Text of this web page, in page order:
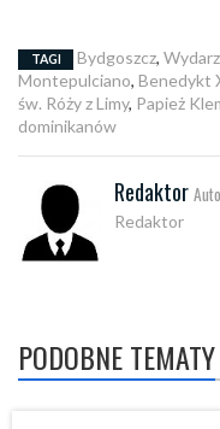
TAGI Bydgoszcz,
Montepulciano, Benedykt
św. Róży z Limy, Papież
dominikanów
Redaktor
Redaktor
PODOBNE TEMATY